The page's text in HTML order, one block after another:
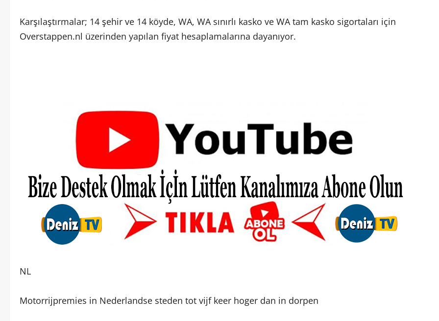
Karşılaştırmalar; 14 şehir ve 14 köyde, WA, WA sınırlı kasko ve WA tam kasko sigortaları için
Overstappen.nl üzerinden yapılan fiyat hesaplamalarına dayanıyor.
NL
Motorrijpremies in Nederlandse steden tot vijf keer hoger dan in dorpen